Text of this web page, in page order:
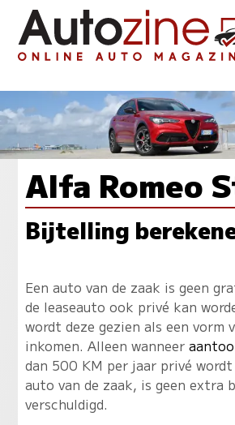
Alfa Romeo
Bijtelling
Een auto van de zaak is geen
de leaseauto ook privé kan
wordt deze gezien als een vorm
inkomen. Alleen wanneer
dan 500 KM per jaar privé wordt
auto van de zaak, is geen extra
verschuldigd.